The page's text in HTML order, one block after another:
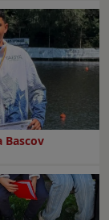
Bascov